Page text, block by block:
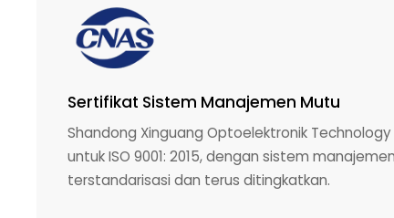
Sertifikat Sistem Manajemen Mutu
Shandong Xinguang Optoelektronik Technology
untuk ISO 9001: 2015, dengan sistem
terstandarisasi dan terus ditingkatkan.